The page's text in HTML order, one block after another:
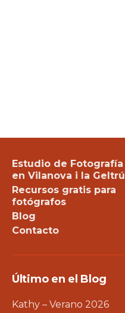
Estudio de Fotografía
en Vilanova i la Geltrú
Recursos gratis para
fotógrafos
Blog
Contacto
Último en el Blog
Kathy – Verano 2026